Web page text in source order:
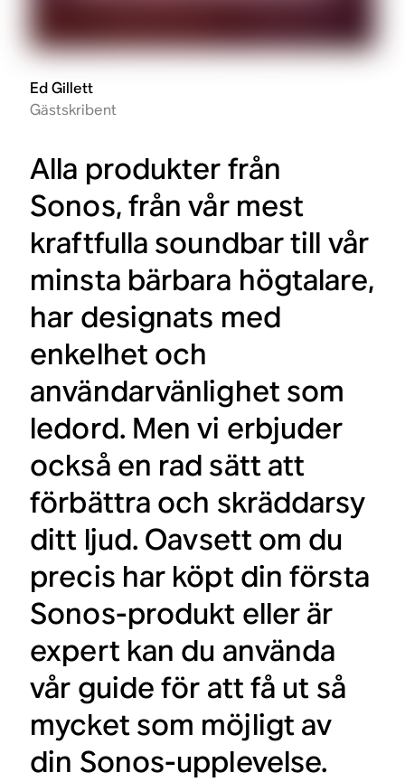
Ed Gillett
Gästskribent
Alla produkter från
Sonos, från vår mest
kraftfulla soundbar till vår
minsta bärbara högtalare,
har designats med
enkelhet och
användarvänlighet som
ledord. Men vi erbjuder
också en rad sätt att
förbättra och skräddarsy
ditt ljud. Oavsett om du
precis har köpt din första
Sonos-produkt eller är
expert kan du använda
vår guide för att få ut så
mycket som möjligt av
din Sonos-upplevelse.